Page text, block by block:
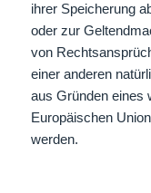
ihrer Speicherung
oder zur
von
einer anderen
aus Gründen eines
Europäischen
werden.